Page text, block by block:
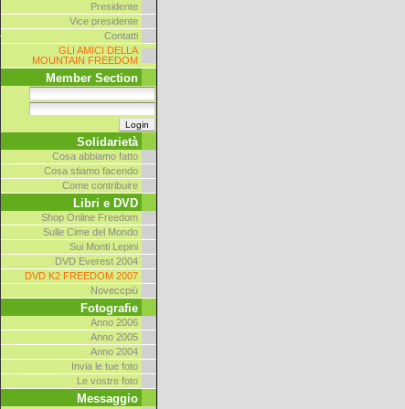
Presidente
Vice presidente
Contatti
GLI AMICI DELLA
MOUNTAIN FREEDOM
Member Section
Solidarietà
Cosa abbiamo fatto
Cosa stiamo facendo
Come contribuire
Libri e DVD
Shop Online Freedom
Sulle Cime del Mondo
Sui Monti Lepini
DVD Everest 2004
DVD K2 FREEDOM 2007
Noveccpiù
Fotografie
Anno 2006
Anno 2005
Anno 2004
Invia le tue foto
Le vostre foto
Messaggio